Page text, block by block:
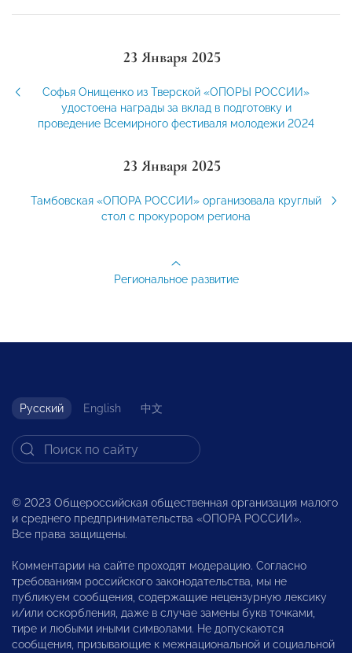
23 Января 2025
Софья Онищенко из Тверской «ОПОРЫ РОССИИ»
удостоена награды за вклад в подготовку и
проведение Всемирного фестиваля молодежи 2024
23 Января 2025
Тамбовская «ОПОРА РОССИИ» организовала круглый
стол с прокурором региона
Региональное развитие
Русский English 中文
© 2023 Общероссийская общественная организация малого
и среднего предпринимательства «ОПОРА РОССИИ».
Все права защищены.
Комментарии на сайте проходят модерацию. Согласно
требованиям российского законодательства, мы не
публикуем сообщения, содержащие нецензурную лексику
и/или оскорбления, даже в случае замены букв точками,
тире и любыми иными символами. Не допускаются
сообщения, призывающие к межнациональной и социальной